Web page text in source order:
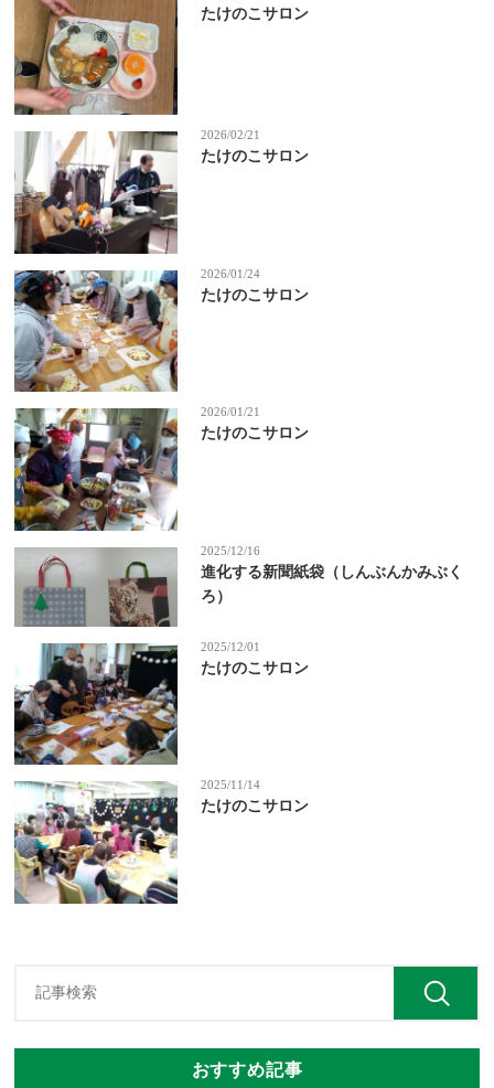
たけのこサロン
2026/02/21
たけのこサロン
2026/01/24
たけのこサロン
2026/01/21
たけのこサロン
2025/12/16
進化する新聞紙袋（しんぶんかみぶく
ろ）
2025/12/01
たけのこサロン
2025/11/14
たけのこサロン
おすすめ記事